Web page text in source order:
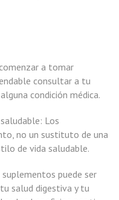
a tomar
consultar a tu
condición médica.
Los
no un sustituto de una
de vida saludable.
puede ser
salud digestiva y tu